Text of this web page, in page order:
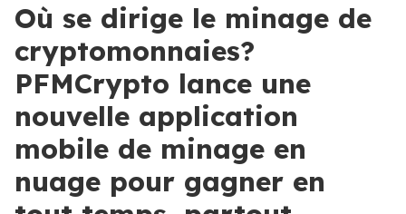
Où se dirige le minage de
cryptomonnaies?
PFMCrypto lance une
nouvelle application
mobile de minage en
nuage pour gagner en